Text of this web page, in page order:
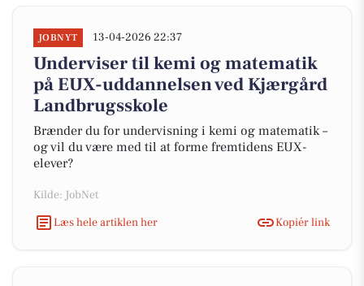
JOBNYT 13-04-2026 22:37
Underviser til kemi og matematik
på EUX-uddannelsen ved Kjærgård
Landbrugsskole
Brænder du for undervisning i kemi og matematik –
og vil du være med til at forme fremtidens EUX-
elever?
Kilde: JobNet
Læs hele artiklen her
Kopiér link